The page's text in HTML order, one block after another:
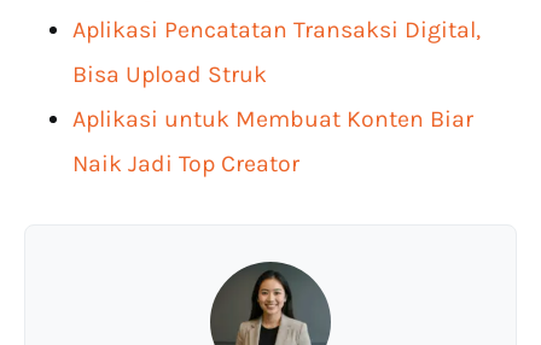
Aplikasi Pencatatan Transaksi Digital,
Bisa Upload Struk
Aplikasi untuk Membuat Konten Biar
Naik Jadi Top Creator